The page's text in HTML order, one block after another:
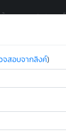
ขั้นตอนการยืนยันสิทธิ์
จสอบจากลิงค์)